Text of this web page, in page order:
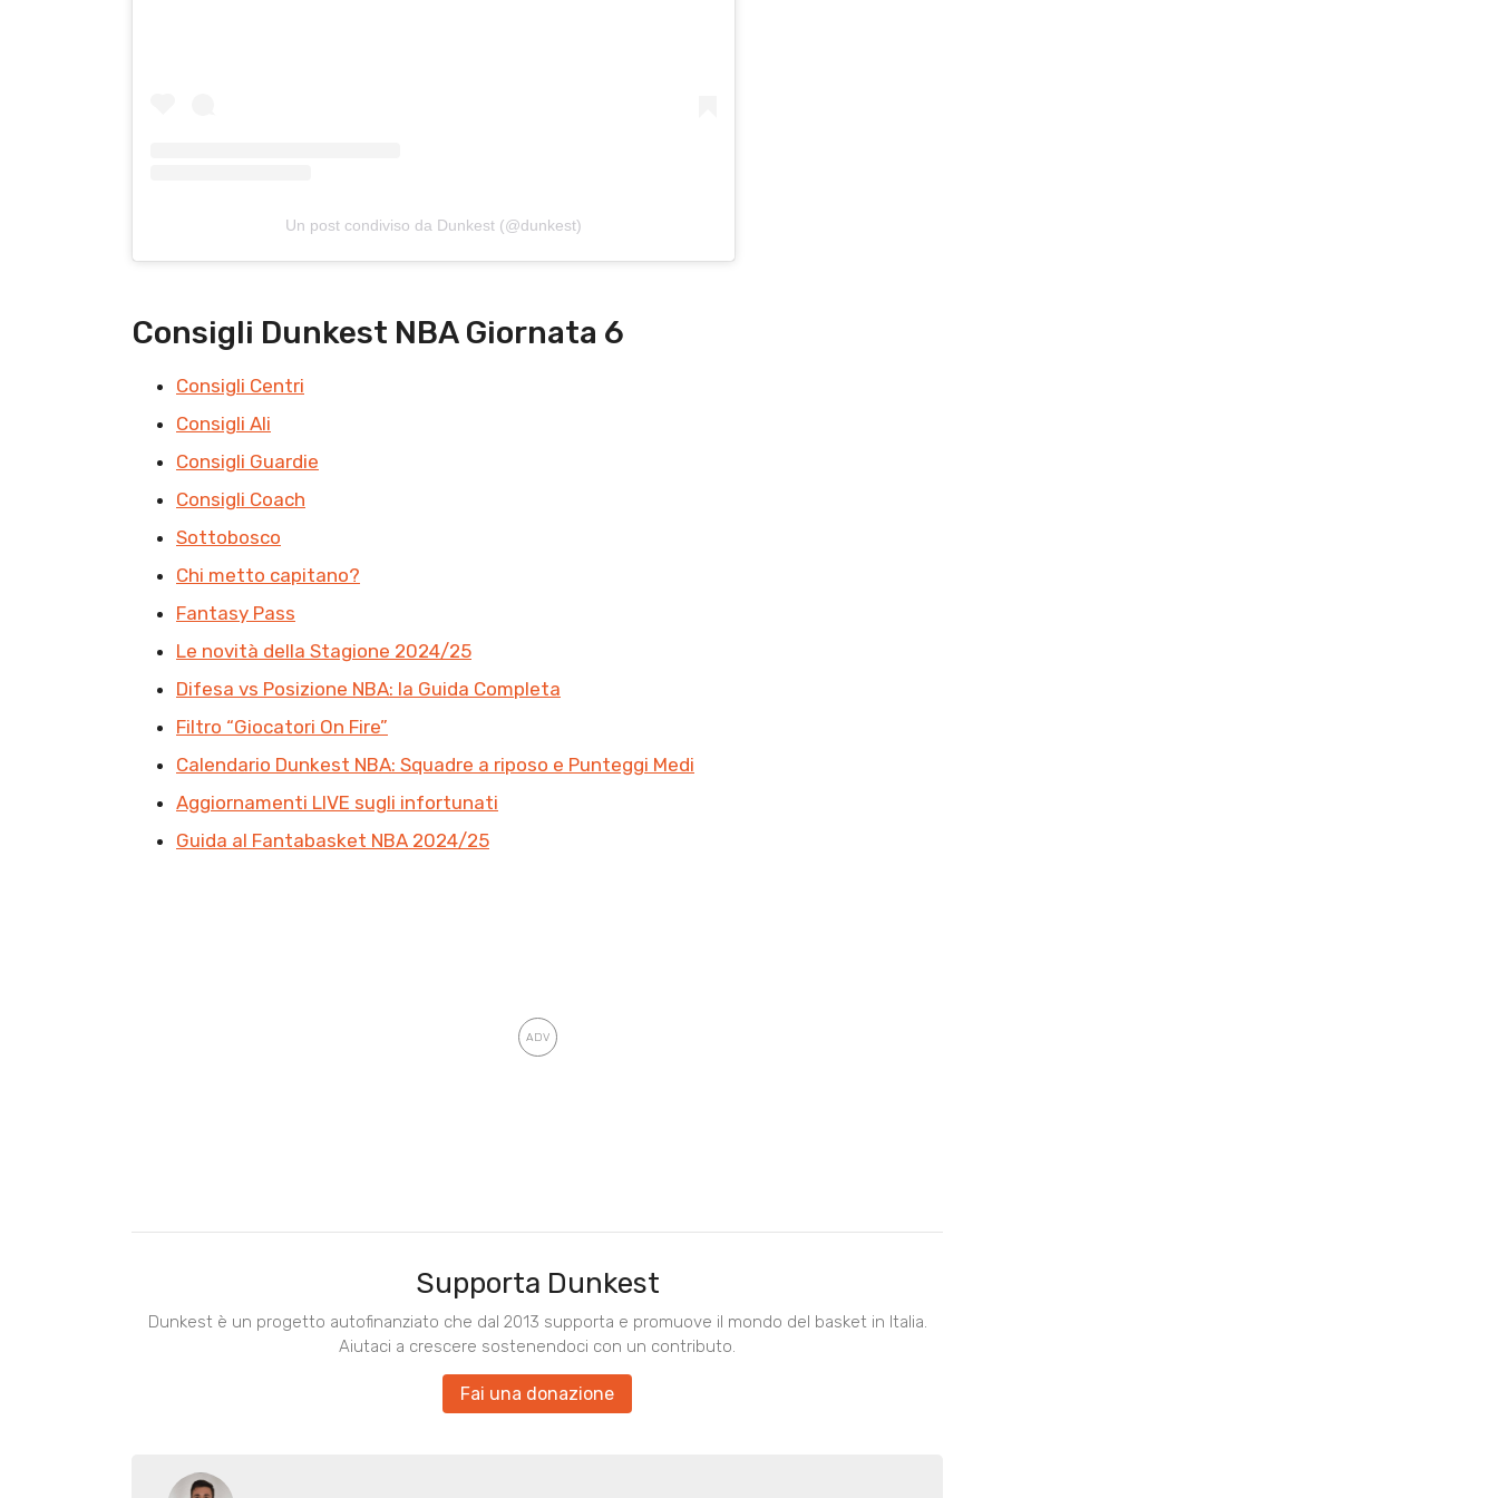
Un post condiviso da Dunkest (@dunkest)
Consigli Dunkest NBA Giornata 6
Consigli Centri
Consigli Ali
Consigli Guardie
Consigli Coach
Sottobosco
Chi metto capitano?
Fantasy Pass
Le novità della Stagione 2024/25
Difesa vs Posizione NBA: la Guida Completa
Filtro “Giocatori On Fire”
Calendario Dunkest NBA: Squadre a riposo e Punteggi Medi
Aggiornamenti LIVE sugli infortunati
Guida al Fantabasket NBA 2024/25
Supporta Dunkest
Dunkest è un progetto autofinanziato che dal 2013 supporta e promuove il mondo del basket in Italia.
Aiutaci a crescere sostenendoci con un contributo.
Fai una donazione